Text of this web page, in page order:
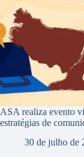
ASA realiza evento
estratégias de
30 de julho de